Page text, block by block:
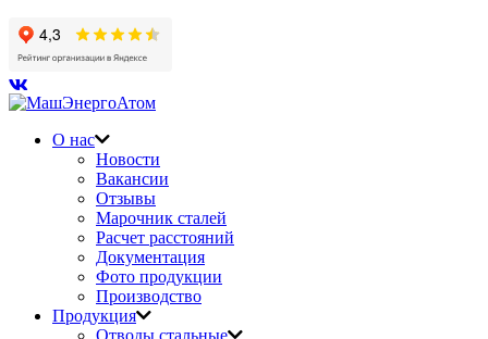
О нас
Новости
Вакансии
Отзывы
Марочник сталей
Расчет расстояний
Документация
Фото продукции
Производство
Продукция